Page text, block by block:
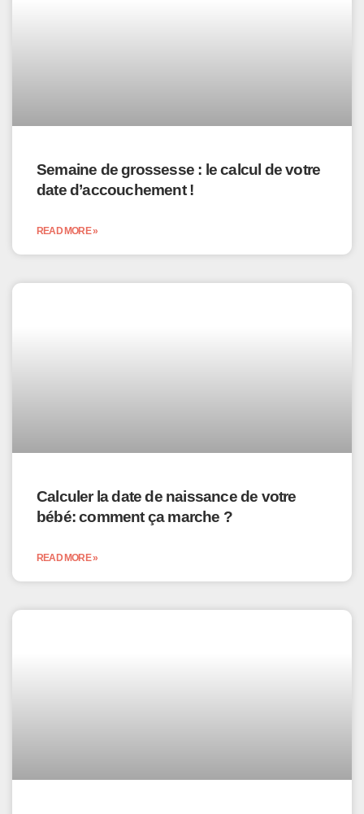
Semaine de grossesse : le calcul de votre
date d’accouchement !
READ MORE »
Calculer la date de naissance de votre
bébé: comment ça marche ?
READ MORE »